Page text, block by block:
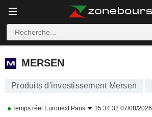
MERSEN
MERSEN
Produits d'investissement Mersen
Temps réel Euronext Paris 15:34:32 07/08/2026